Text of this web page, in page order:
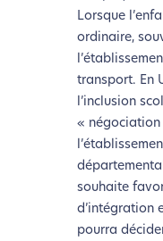
Lorsque
ordinaire,
transport. En
l’inclusion
« négociation
souhaite
d’intégration
pourra